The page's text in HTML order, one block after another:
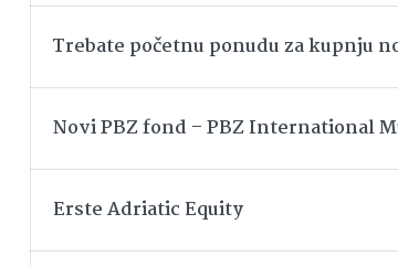
Trebate početnu ponudu za kupnju
Novi PBZ fond – PBZ International
Erste Adriatic Equity